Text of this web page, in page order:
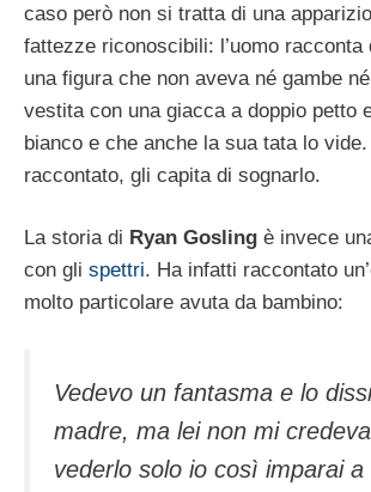
caso però non si tratta di una
fattezze riconoscibili: l’uomo
una figura che non aveva né gambe
vestita con una giacca a doppio petto
bianco e che anche la sua tata lo
raccontato, gli capita di sognarlo.
La storia di Ryan Gosling è invece
con gli spettri. Ha infatti raccontato
molto particolare avuta da bambino:
Vedevo un fantasma e lo
madre, ma lei non mi
vederlo solo io così imparai a